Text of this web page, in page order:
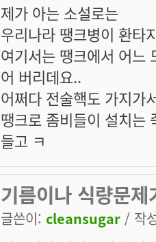
제가 아는 소설로는
우리나라 땡크병이 환타
여기서는 땡크에서 어느
어 버리데요..
어쩌다 전술핵도 가지가
땡크로 좀비들이 설치는
들고 ㅋ
기름이나 식량문제
글쓴이: cleansugar / 작